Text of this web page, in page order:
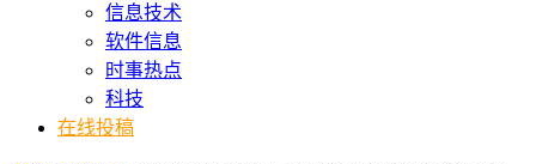
信息技术
软件信息
时事热点
科技
在线投稿